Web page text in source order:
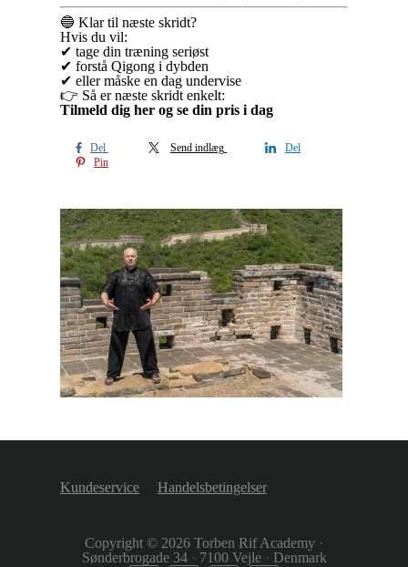
🔵 Klar til næste skridt?
Hvis du vil:
✔ tage din træning seriøst
✔ forstå Qigong i dybden
✔ eller måske en dag undervise
👉 Så er næste skridt enkelt:
Tilmeld dig her og se din pris i dag
Del Send indlæg
Del
Pin
Kundeservice Handelsbetingelser
Copyright © 2026 Torben Rif Academy ·
Sønderbrogade 34 · 7100 Vejle · Denmark